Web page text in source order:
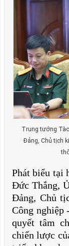
Trung tướng
Đảng, Chủ tịch
Phát biểu tại
Đức Thắng,
Đảng, Chủ
Công nghiệp
quyết tâm
chiến lược